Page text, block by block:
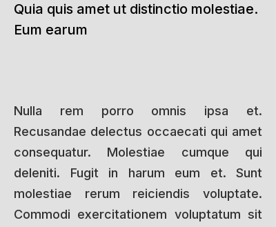
Quia quis amet ut distinctio molestiae.
Eum earum
Nulla rem porro omnis ipsa et.
Recusandae delectus occaecati qui amet
consequatur. Molestiae cumque qui
deleniti. Fugit in harum eum et. Sunt
molestiae rerum reiciendis voluptate.
Commodi exercitationem voluptatum sit